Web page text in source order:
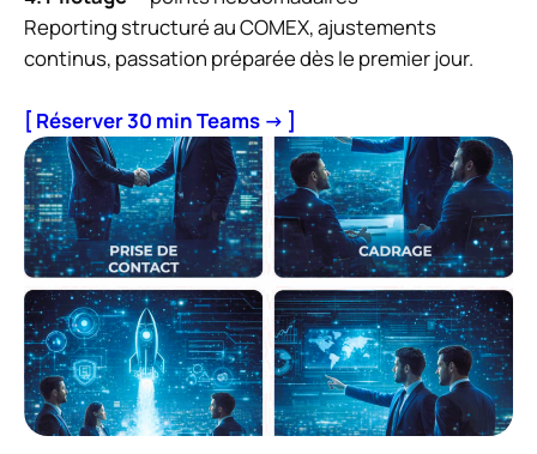
Reporting structuré au COMEX, ajustements
continus, passation préparée dès le premier jour.
[ Réserver 30 min Teams → ]